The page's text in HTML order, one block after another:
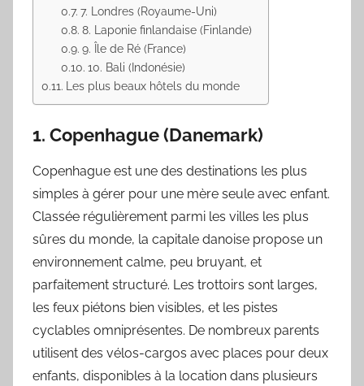
7. Londres (Royaume-Uni)
8. Laponie finlandaise (Finlande)
9. Île de Ré (France)
10. Bali (Indonésie)
Les plus beaux hôtels du monde
1. Copenhague (Danemark)
Copenhague est une des destinations les plus
simples à gérer pour une mère seule avec enfant.
Classée régulièrement parmi les villes les plus
sûres du monde, la capitale danoise propose un
environnement calme, peu bruyant, et
parfaitement structuré. Les trottoirs sont larges,
les feux piétons bien visibles, et les pistes
cyclables omniprésentes. De nombreux parents
utilisent des vélos-cargos avec places pour deux
enfants, disponibles à la location dans plusieurs